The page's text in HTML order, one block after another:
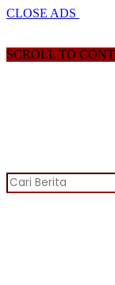
CLOSE ADS
SCROLL TO